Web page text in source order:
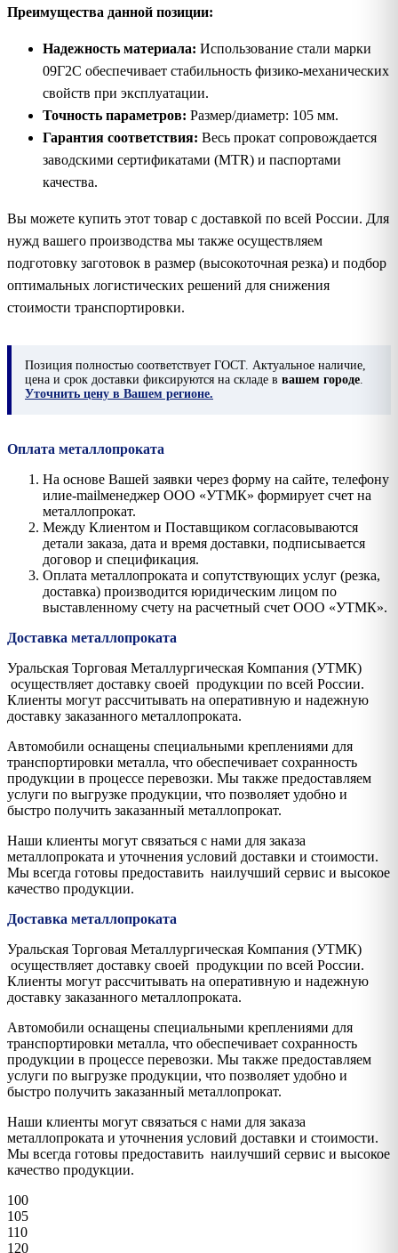
Преимущества данной позиции:
Надежность материала: Использование стали марки
09Г2С обеспечивает стабильность физико-механических
свойств при эксплуатации.
Точность параметров: Размер/диаметр: 105 мм.
Гарантия соответствия: Весь прокат сопровождается
заводскими сертификатами (MTR) и паспортами
качества.
Вы можете купить этот товар с доставкой по всей России. Для
нужд вашего производства мы также осуществляем
подготовку заготовок в размер (высокоточная резка) и подбор
оптимальных логистических решений для снижения
стоимости транспортировки.
Позиция полностью соответствует ГОСТ. Актуальное наличие,
цена и срок доставки фиксируются на складе в вашем городе
Уточнить цену в Вашем регионе.
Оплата металлопроката
На основе Вашей заявки через форму на сайте, телефону
илиe-mailменеджер ООО «УТМК» формирует счет на
металлопрокат.
Между Клиентом и Поставщиком согласовываются
детали заказа, дата и время доставки, подписывается
договор и спецификация.
Оплата металлопроката и сопутствующих услуг (резка,
доставка) производится юридическим лицом по
выставленному счету на расчетный счет ООО «УТМК».
Доставка металлопроката
Уральская Торговая Металлургическая Компания (УТМК)
осуществляет доставку своей продукции по всей России.
Клиенты могут рассчитывать на оперативную и надежную
доставку заказанного металлопроката.
Автомобили оснащены специальными креплениями для
транспортировки металла, что обеспечивает сохранность
продукции в процессе перевозки. Мы также предоставляем
услуги по выгрузке продукции, что позволяет удобно и
быстро получить заказанный металлопрокат.
Наши клиенты могут связаться с нами для заказа
металлопроката и уточнения условий доставки и стоимости.
Мы всегда готовы предоставить наилучший сервис и высокое
качество продукции.
Доставка металлопроката
Уральская Торговая Металлургическая Компания (УТМК)
осуществляет доставку своей продукции по всей России.
Клиенты могут рассчитывать на оперативную и надежную
доставку заказанного металлопроката.
Автомобили оснащены специальными креплениями для
транспортировки металла, что обеспечивает сохранность
продукции в процессе перевозки. Мы также предоставляем
услуги по выгрузке продукции, что позволяет удобно и
быстро получить заказанный металлопрокат.
Наши клиенты могут связаться с нами для заказа
металлопроката и уточнения условий доставки и стоимости.
Мы всегда готовы предоставить наилучший сервис и высокое
качество продукции.
100
105
110
120